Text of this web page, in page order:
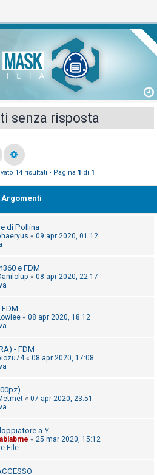
senza risposta
14 risultati • Pagina 1 di 1
Argomenti
di Pollina
« 09 apr 2020, 01:12
e FDM
« 08 apr 2020, 22:17
« 08 apr 2020, 18:12
- FDM
« 08 apr 2020, 17:08
« 07 apr 2020, 23:51
a Y
« 25 mar 2020, 15:12
File